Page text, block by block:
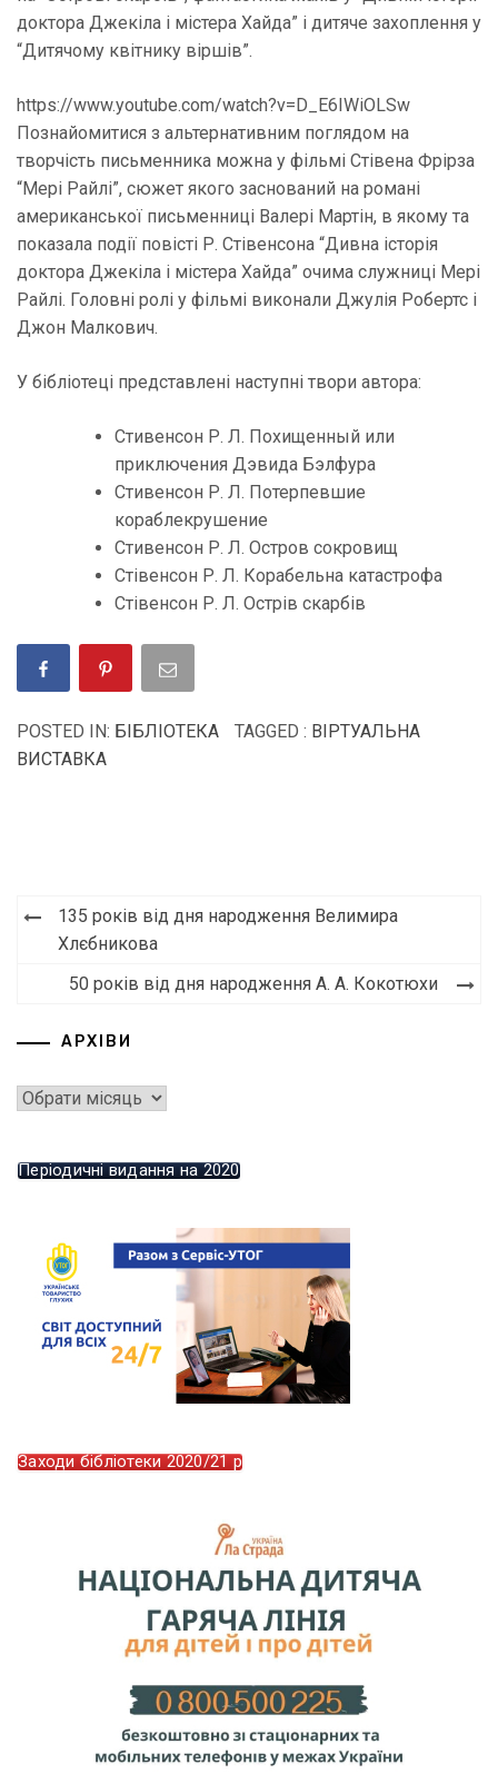
доктора Джекіла і містера Хайда” і дитяче захоплення у
“Дитячому квітнику віршів”.
https://www.youtube.com/watch?v=D_E6IWiOLSw
Познайомитися з альтернативним поглядом на
творчість письменника можна у фільмі Стівена Фрірза
“Мері Райлі”, сюжет якого заснований на романі
американської письменниці Валері Мартін, в якому та
показала події повісті Р. Стівенсона “Дивна історія
доктора Джекіла і містера Хайда” очима служниці Мері
Райлі. Головні ролі у фільмі виконали Джулія Робертс і
Джон Малкович.
У бібліотеці представлені наступні твори автора:
Стивенсон Р. Л. Похищенный или
приключения Дэвида Бэлфура
Стивенсон Р. Л. Потерпевшие
кораблекрушение
Стивенсон Р. Л. Остров сокровищ
Стівенсон Р. Л. Корабельна катастрофа
Стівенсон Р. Л. Острів скарбів
POSTED IN: БІБЛІОТЕКА TAGGED : ВІРТУАЛЬНА
ВИСТАВКА
135 років від дня народження Велимира
Хлєбникова
50 років від дня народження А. А. Кокотюхи
АРХІВИ
Періодичні видання на 2020
Заходи бібліотеки 2020/21 р